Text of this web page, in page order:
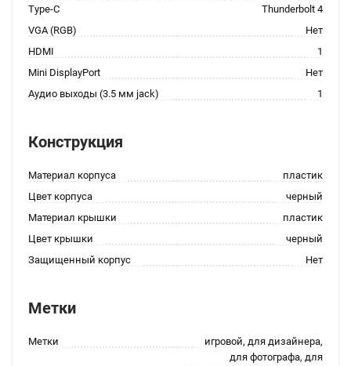
Type-C
Thunderbolt 4
VGA (RGB)
Нет
HDMI
1
Mini DisplayPort
Нет
Аудио выходы (3.5 мм jack)
1
Конструкция
Материал корпуса
пластик
Цвет корпуса
черный
Материал крышки
пластик
Цвет крышки
черный
Защищенный корпус
Нет
Метки
Метки
игровой, для дизайнера,
для фотографа, для